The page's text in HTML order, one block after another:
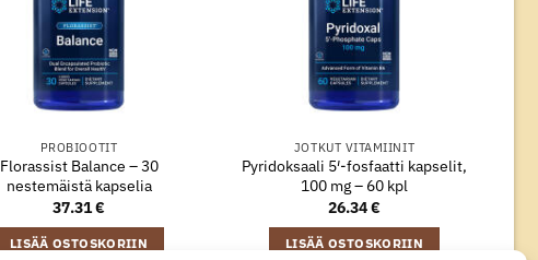
PROBIOOTIT
Florassist Balance – 30
nestemäistä kapselia
37.31€
LISÄÄ OSTOSKORIIN
JOTKUT VITAMIINIT
Pyridoksaali 5′-fosfaatti kapselit,
100 mg – 60 kpl
26.34€
LISÄÄ OSTOSKORIIN